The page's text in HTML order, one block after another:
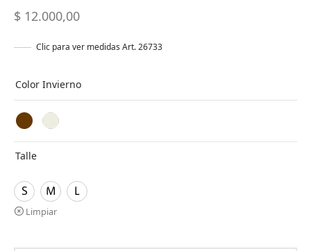
$ 12.000,00
Clic para ver medidas Art. 26733
Color Invierno
Talle
S M L
Limpiar